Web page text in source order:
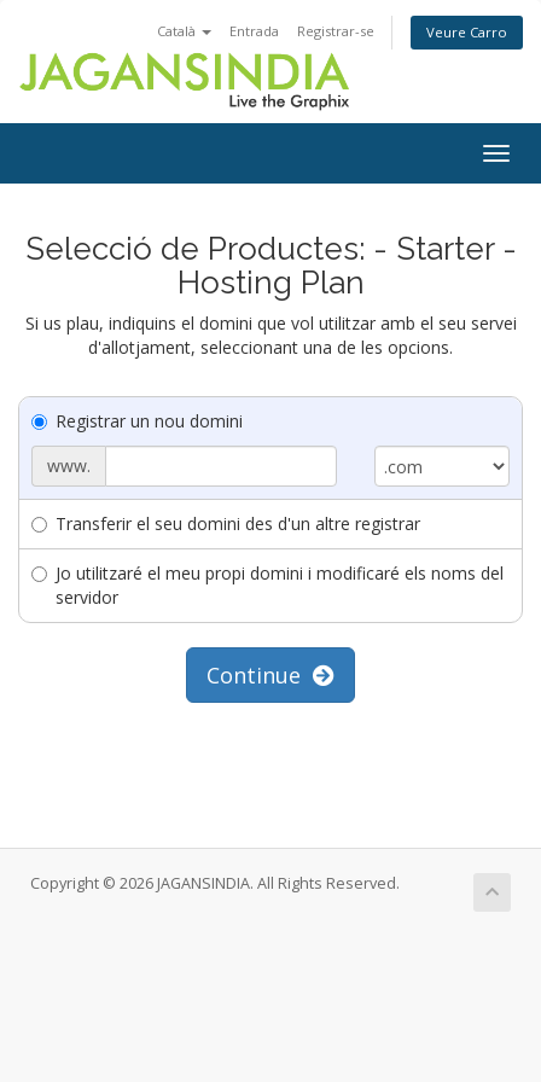
Català Entrada Registrar-se Veure Carro
Selecció de Productes: - Starter -
Hosting Plan
Si us plau, indiquins el domini que vol utilitzar amb el seu servei
d'allotjament, seleccionant una de les opcions.
Registrar un nou domini
www.
Transferir el seu domini des d'un altre registrar
Jo utilitzaré el meu propi domini i modificaré els noms del
servidor
Continue
Copyright © 2026 JAGANSINDIA. All Rights Reserved.